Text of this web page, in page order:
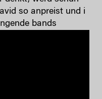
so anpreist und i
bands